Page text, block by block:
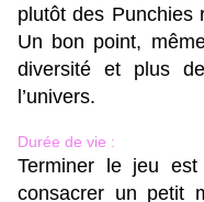
plutôt des Punchies
Un bon point,
diversité et plus
l’univers.
Durée de vie :
Terminer le jeu
consacrer un petit